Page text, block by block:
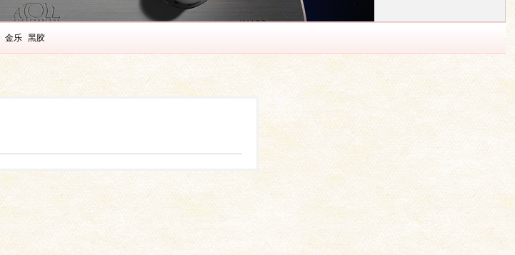
金乐 黑胶